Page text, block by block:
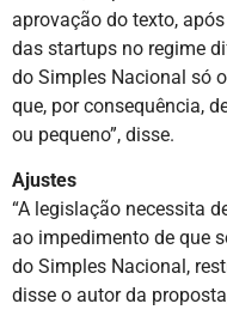
aprovação do texto,
das startups no regime
do Simples Nacional só
que, por consequência,
ou pequeno”, disse.
Ajustes
“A legislação necessita
ao impedimento de que
do Simples Nacional,
disse o autor da